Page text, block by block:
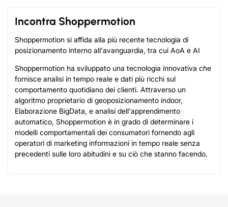
Incontra Shoppermotion
Shoppermotion si affida alla più recente tecnologia di
posizionamento interno all'avanguardia, tra cui AoA e AI
Shoppermotion ha sviluppato una tecnologia innovativa che
fornisce analisi in tempo reale e dati più ricchi sul
comportamento quotidiano dei clienti. Attraverso un
algoritmo proprietario di geoposizionamento indoor,
Elaborazione BigData, e analisi dell'apprendimento
automatico, Shoppermotion è in grado di determinare i
modelli comportamentali dei consumatori fornendo agli
operatori di marketing informazioni in tempo reale senza
precedenti sulle loro abitudini e su ciò che stanno facendo.